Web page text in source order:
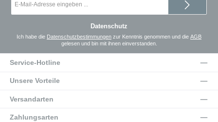
Mail-
Datenschutz
Ich habe die Datenschutzbestimmungen zur Kenntnis genommen und die AGB
gelesen und bin mit ihnen einverstanden.
Service-Hotline
Unsere Vorteile
Versandarten
Zahlungsarten